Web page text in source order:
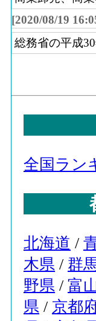
[2020/08/19
総務省の平成
全国ラン
北海道 /
木県 / 群
野県 / 富
県 / 京都